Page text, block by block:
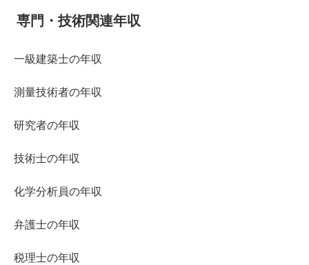
専門・技術関連年収
一級建築士の年収
測量技術者の年収
研究者の年収
技術士の年収
化学分析員の年収
弁護士の年収
税理士の年収